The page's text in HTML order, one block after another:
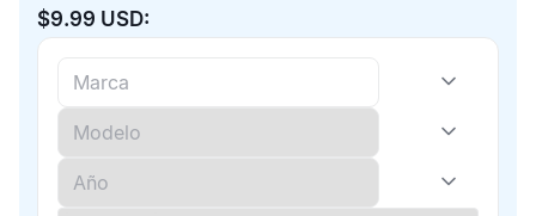
$9.99 USD: